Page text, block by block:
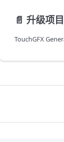
📄️ 升级项目